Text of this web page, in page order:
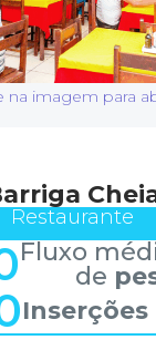
Restaurante
Fluxo
de
Inserções
na imagem para